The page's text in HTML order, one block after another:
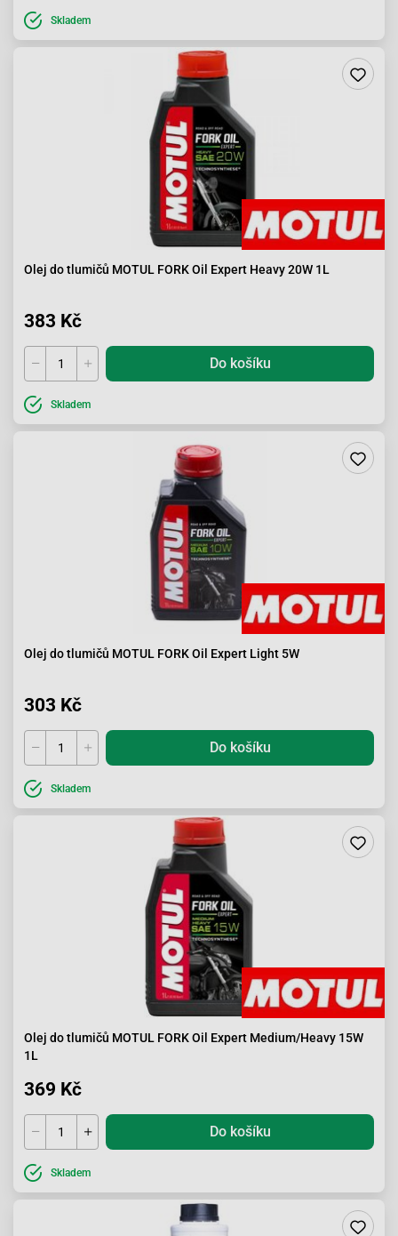
Skladem
Olej do tlumičů MOTUL FORK Oil Expert Heavy 20W 1L
383 Kč
Do košíku
Skladem
Olej do tlumičů MOTUL FORK Oil Expert Light 5W
303 Kč
Do košíku
Skladem
Olej do tlumičů MOTUL FORK Oil Expert Medium/Heavy 15W
1L
369 Kč
Do košíku
Skladem